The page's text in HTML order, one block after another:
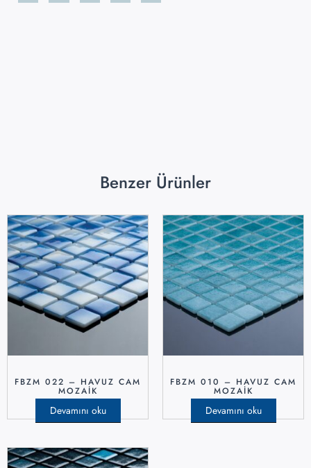
Benzer Ürünler
FBZM 022 – HAVUZ CAM
MOZAIK
Devamını oku
FBZM 010 – HAVUZ CAM
MOZAIK
Devamını oku